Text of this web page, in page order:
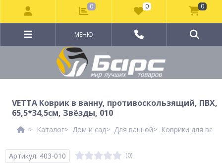
МЕНЮ
VETTA Коврик в ванну, противоскользящий, ПВХ,
65,5*34,5см, Звёзды, 010
Каталог Дом и сад Для ванной Коврики для
Артикул: 403-010 (0)
0 0 0